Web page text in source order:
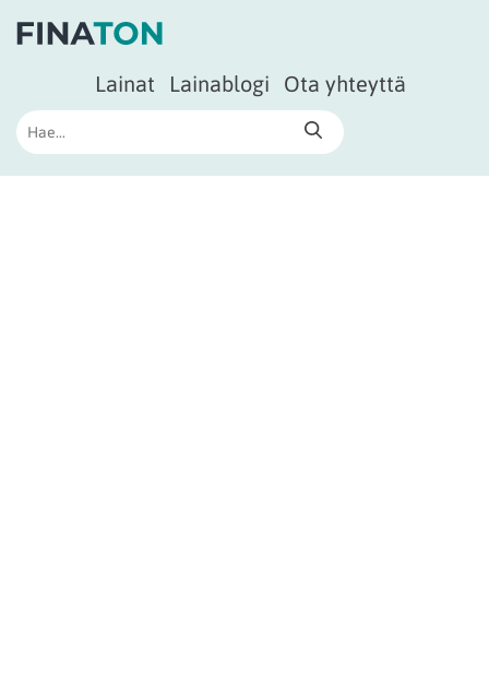
Lainat Lainablogi Ota yhteyttä